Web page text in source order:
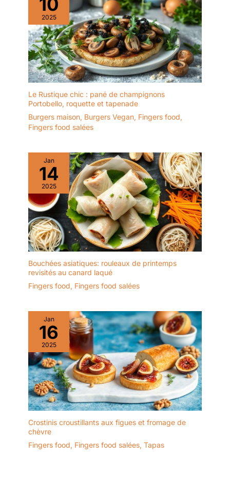
vous permet de bien voir
les aliments à l'intérieur
et qui empêche
efficacement la poussière
ou les insectes de
tomber sur les aliments. Il
est idéal pour le thé de
l'après-midi, les fêtes
repas de famille.
✔[Présentoir à gâteaux
de haute qualité] : le
fabriqué en bois, sans
BPA, sain et écologique,
vous pouvez donc
l'utiliser sans hésitation.
Le présentoir à gâteaux
est transparent et
élégant, léger et facile à
transporter, et sûr à
utiliser. Il est idéal comme
cadeau de bienvenue
pour vos amis et voisins,
comme cadeau de
fiançailles ou comme
présentoir à gâteaux est
fabriqué dans un
matériau de haute qualité
et n'absorbe ni les
odeurs ni les taches. Il
peut être rincé avec un
peu de liquide vaisselle et
d'eau et est très facile à
entretenir. Afin de
prolonger sa durée de
vie, il est recommandé de
lave-vaisselle. Après le
2025
Le Rustique chic : pané de champignons
Portobello, roquette et tapenade
Burgers maison, Burgers Vegan, Fingers food,
Fingers food salées
Jan
14
2025
Bouchées asiatiques: rouleaux de printemps
revisités au canard laqué
Fingers food, Fingers food salées
Jan
16
2025
Crostinis croustillants aux figues et fromage de
chèvre
Fingers food, Fingers food salées, Tapas